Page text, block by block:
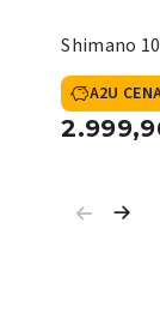
Shimano
A2U